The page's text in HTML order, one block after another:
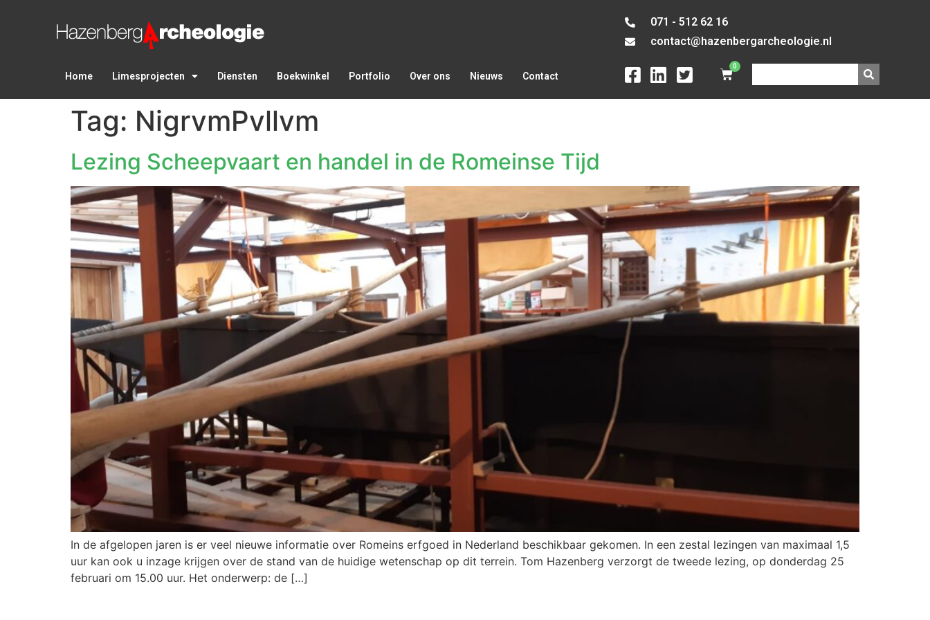
Home Limesprojecten Diensten Boekwinkel Portfolio Over ons Nieuws Contact
071 - 512 62 16
contact@hazenbergarcheologie.nl
0
Tag: NigrvmPvllvm
Lezing Scheepvaart en handel in de Romeinse Tijd
In de afgelopen jaren is er veel nieuwe informatie over Romeins erfgoed in Nederland beschikbaar gekomen. In een zestal lezingen van maximaal 1,5
uur kan ook u inzage krijgen over de stand van de huidige wetenschap op dit terrein. Tom Hazenberg verzorgt de tweede lezing, op donderdag 25
februari om 15.00 uur. Het onderwerp: de […]